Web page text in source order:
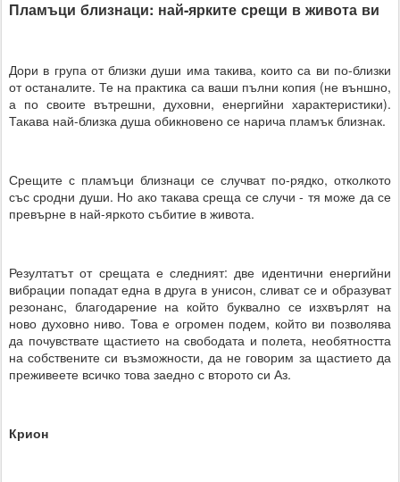
Пламъци близнаци: най-ярките срещи в живота ви
Дори в група от близки души има такива, които са ви по-близки
от останалите. Те на практика са ваши пълни копия (не външно,
а по своите вътрешни, духовни, енергийни характеристики).
Такава най-близка душа обикновено се нарича пламък близнак.
Срещите с пламъци близнаци се случват по-рядко, отколкото
със сродни души. Но ако такава среща се случи - тя може да се
превърне в най-яркото събитие в живота.
Резултатът от срещата е следният: две идентични енергийни
вибрации попадат една в друга в унисон, сливат се и образуват
резонанс, благодарение на който буквално се изхвърлят на
ново духовно ниво. Това е огромен подем, който ви позволява
да почувствате щастието на свободата и полета, необятността
на собствените си възможности, да не говорим за щастието да
преживеете всичко това заедно с второто си Аз.
Крион